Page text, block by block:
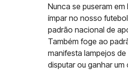
Nunca se puseram
ímpar no nosso
padrão nacional de
Também foge ao
manifesta lampejos
disputar ou ganhar